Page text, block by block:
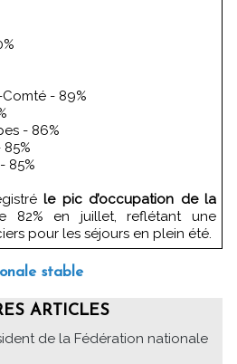
- 89%
- 86%
85%
le pic d’occupation de la
82% en juillet, reflétant une
pour les séjours en plein été.
stable
ARTICLES
de la Fédération nationale